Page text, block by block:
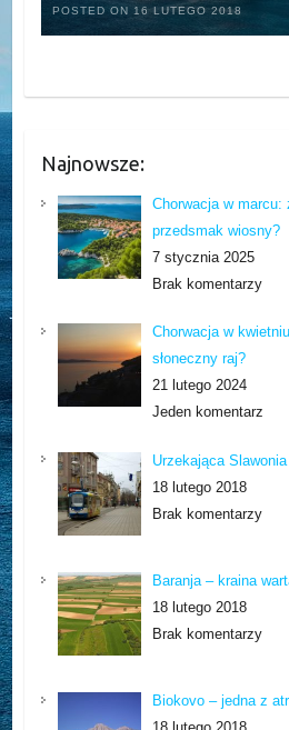
POSTED ON 16 LUTEGO 2018
Najnowsze:
Chorwacja w marcu:
przedsmak wiosny?
7 stycznia 2025
Brak komentarzy
Chorwacja w
słoneczny raj?
21 lutego 2024
Jeden komentarz
Urzekająca
18 lutego 2018
Brak komentarzy
Baranja – kraina
18 lutego 2018
Brak komentarzy
Biokovo – jedna z